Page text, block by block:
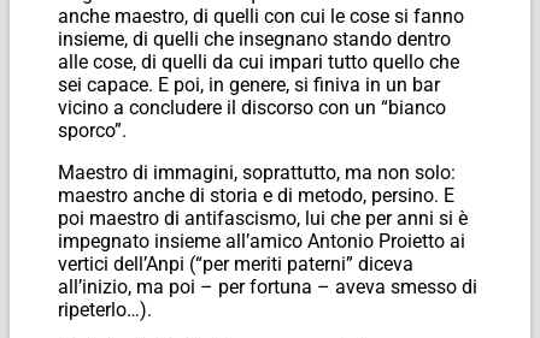
anche maestro, di quelli con cui le cose si fanno
insieme, di quelli che insegnano stando dentro
alle cose, di quelli da cui impari tutto quello che
sei capace. E poi, in genere, si finiva in un bar
vicino a concludere il discorso con un “bianco
sporco”.
Maestro di immagini, soprattutto, ma non solo:
maestro anche di storia e di metodo, persino. E
poi maestro di antifascismo, lui che per anni si è
impegnato insieme all’amico Antonio Proietto ai
vertici dell’Anpi (“per meriti paterni” diceva
all’inizio, ma poi – per fortuna – aveva smesso di
ripeterlo…).